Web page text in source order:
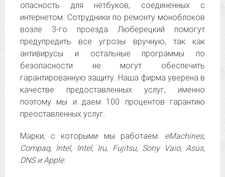
опасность для нетбуков, соединенных с
интернетом. Сотрудники по ремонту моноблоков
возле 3-го проезда Люберецкий помогут
предупредить все угрозы вручную, так как
антивирусы и остальные программы по
безопасности не могут обеспечить
гарантированную защиту. Наша фирма уверена в
качестве предоставленных услуг, именно
поэтому мы и даем 100 процентов гарантию
преоставленных услуг.
Марки, с которыми мы работаем: eMachines,
Compaq, Intel, Intel, Iru, Fujitsu, Sony Vaio, Asus,
DNS и Apple.